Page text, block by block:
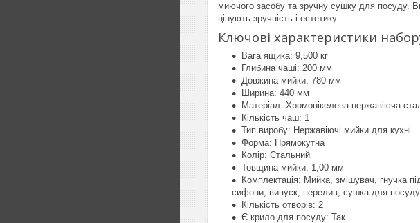
миючого засобу та зручну сушку для посуду.
цінують зручність і естетику.
Ключові характеристики
Вага ящика: 9,500 кг
Глибина чаші: 200 мм
Довжина мийки: 780 мм
Ширина: 440 мм
Матеріал: Хромонікелева нержавіюча
Кількість чаш: 1
Тип виробу: Нержавіючі мийки для кухні
Форма: Прямокутна
Колір: Стальний
Товщина мийки: 1,00 мм
Комплектація: Мийка, змішувач, гнучка
сифони, випуск, перелив, сушка для посуду
Кількість отворів: 2
Є крило для посуду: Так